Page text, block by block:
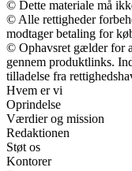
© Dette materiale må
© Alle rettigheder
modtager betaling for
© Ophavsret gælder for
gennem produktlinks.
tilladelse fra
Hvem er vi
Oprindelse
Værdier og mission
Redaktionen
Støt os
Kontorer